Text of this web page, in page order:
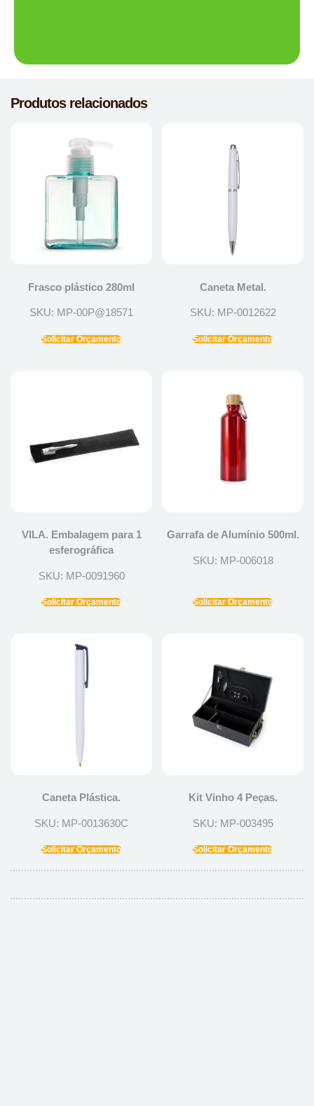
Produtos relacionados
Frasco plástico 280ml
SKU: MP-00P@18571
Solicitar Orçamento
Caneta Metal.
SKU: MP-0012622
Solicitar Orçamento
VILA. Embalagem para 1
esferográfica
SKU: MP-0091960
Solicitar Orçamento
Garrafa de Alumínio 500ml.
SKU: MP-006018
Solicitar Orçamento
Caneta Plástica.
SKU: MP-0013630C
Solicitar Orçamento
Kit Vinho 4 Peças.
SKU: MP-003495
Solicitar Orçamento